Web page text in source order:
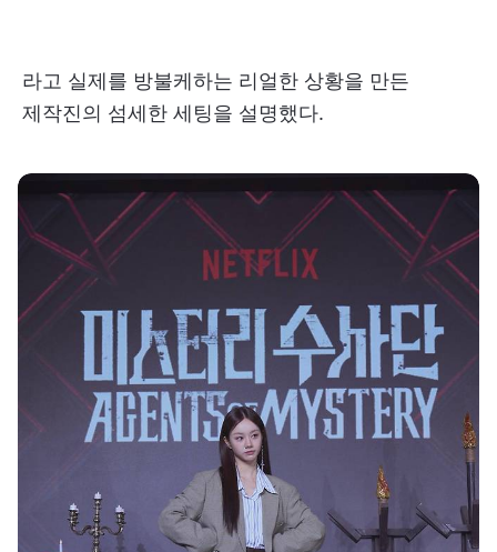
라고 실제를 방불케하는 리얼한 상황을 만든
제작진의 섬세한 세팅을 설명했다.